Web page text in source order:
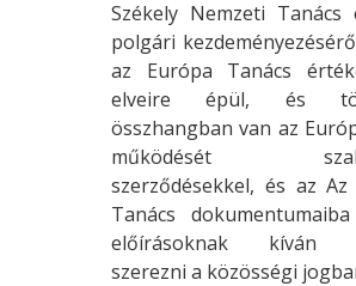
Székely Nemzeti Tanács
polgári
az Európa Tanács
elveire épül, és
összhangban van az
működését
szerződésekkel, és az Az
Tanács
előírásoknak kíván
szerezni a közösségi